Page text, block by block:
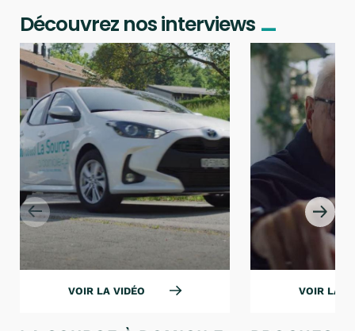
Découvrez nos interviews _
VOIR LA VIDÉO VOIR LA